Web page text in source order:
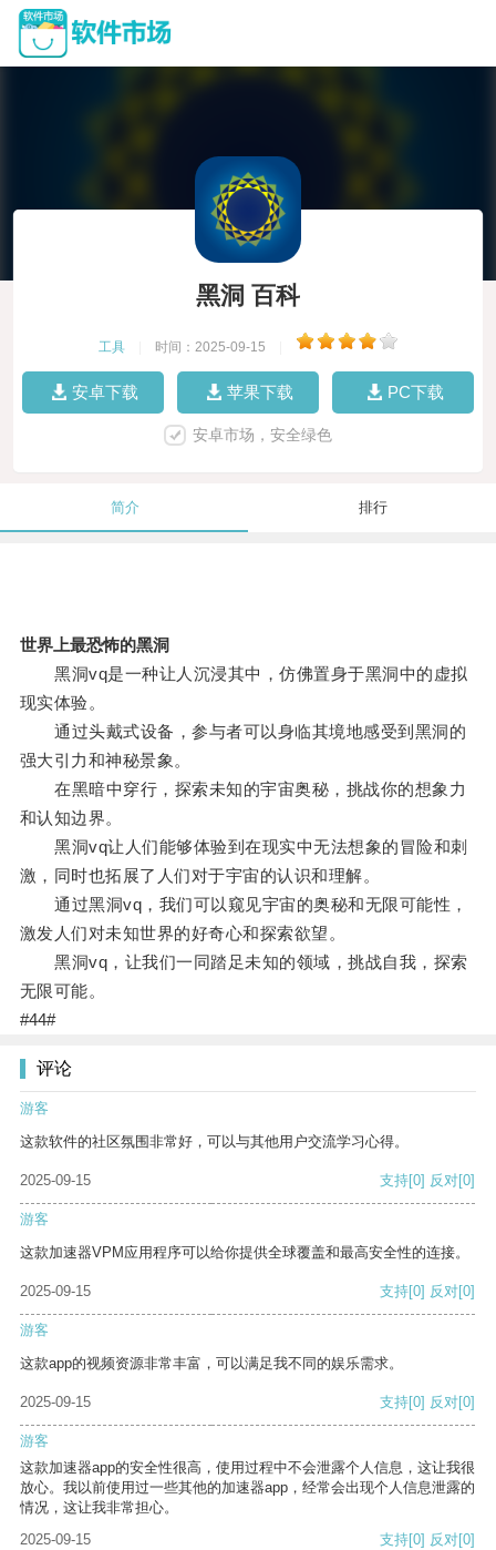
黑洞 百科
工具 时间：2025-09-15
安卓下载 苹果下载 PC下载
安卓市场，安全绿色
简介 排行
世界上最恐怖的黑洞
黑洞vq是一种让人沉浸其中，仿佛置身于黑洞中的虚拟
现实体验。
通过头戴式设备，参与者可以身临其境地感受到黑洞的
强大引力和神秘景象。
在黑暗中穿行，探索未知的宇宙奥秘，挑战你的想象力
和认知边界。
黑洞vq让人们能够体验到在现实中无法想象的冒险和刺
激，同时也拓展了人们对于宇宙的认识和理解。
通过黑洞vq，我们可以窥见宇宙的奥秘和无限可能性，
激发人们对未知世界的好奇心和探索欲望。
黑洞vq，让我们一同踏足未知的领域，挑战自我，探索
无限可能。
#44#
评论
游客
这款软件的社区氛围非常好，可以与其他用户交流学习心得。
2025-09-15 支持[0] 反对[0]
游客
这款加速器VPM应用程序可以给你提供全球覆盖和最高安全性的连接。
2025-09-15 支持[0] 反对[0]
游客
这款app的视频资源非常丰富，可以满足我不同的娱乐需求。
2025-09-15 支持[0] 反对[0]
游客
这款加速器app的安全性很高，使用过程中不会泄露个人信息，这让我很
放心。我以前使用过一些其他的加速器app，经常会出现个人信息泄露的
情况，这让我非常担心。
2025-09-15
支持[0] 反对[0]